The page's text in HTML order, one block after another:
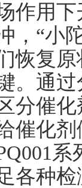
作用
，“小
恢复
。通
区分催
催化
各种